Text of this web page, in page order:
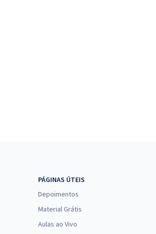
PÁGINAS ÚTEIS
Depoimentos
Material Grátis
Aulas ao Vivo